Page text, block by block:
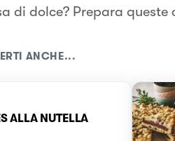
di dolce? Prepara queste
ANCHE...
ALLA NUTELLA